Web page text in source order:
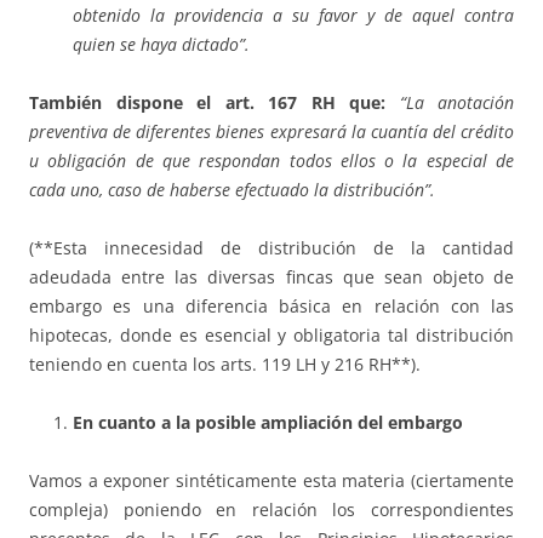
obtenido la providencia a su favor y de aquel contra
quien se haya dictado”.
También dispone el art. 167 RH que: “La anotación
preventiva de diferentes bienes expresará la cuantía del crédito
u obligación de que respondan todos ellos o la especial de
cada uno, caso de haberse efectuado la distribución”.
(**Esta innecesidad de distribución de la cantidad
adeudada entre las diversas fincas que sean objeto de
embargo es una diferencia básica en relación con las
hipotecas, donde es esencial y obligatoria tal distribución
teniendo en cuenta los arts. 119 LH y 216 RH**).
En cuanto a la posible ampliación del embargo
Vamos a exponer sintéticamente esta materia (ciertamente
compleja) poniendo en relación los correspondientes